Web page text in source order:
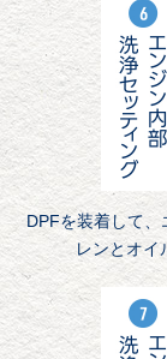
DPFを装着して
レンとオイ